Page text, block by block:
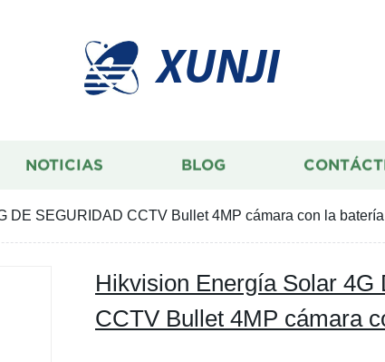
XUNJI
NOTICIAS BLOG
DE SEGURIDAD CCTV Bullet 4MP cámara con la batería
Hikvision Energía Solar 4G
CCTV Bullet 4MP cámara